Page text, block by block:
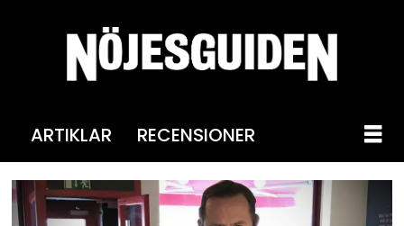
ARTIKLAR RECENSIONER